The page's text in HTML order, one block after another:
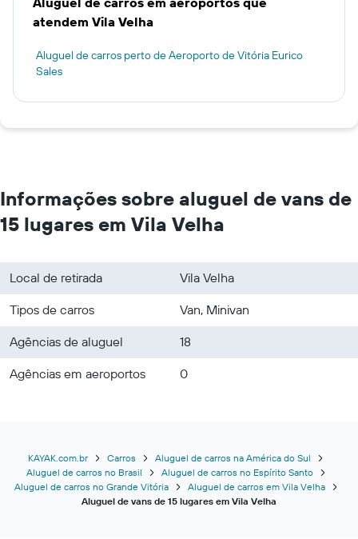
atendem Vila Velha
Aluguel de carros perto de Aeroporto de Vitória Eurico
Sales
Informações sobre aluguel de vans de
15 lugares em Vila Velha
Local de retirada
Vila Velha
Tipos de carros
Van, Minivan
Agências de aluguel
18
Agências em aeroportos
0
KAYAK.com.br Carros
Aluguel de carros na América do Sul
Aluguel de carros no Brasil
Aluguel de carros no Espírito Santo
Aluguel de carros no Grande Vitória
Aluguel de carros em Vila Velha
Aluguel de vans de 15 lugares em Vila Velha